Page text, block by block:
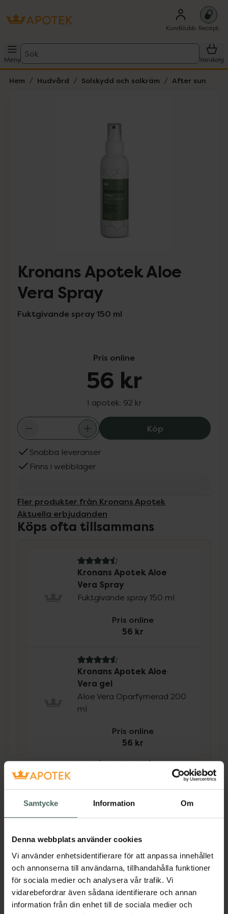
Samtycke Information Om
Denna webbplats använder cookies
Vi använder enhetsidentifierare för att anpassa innehållet
och annonserna till användarna, tillhandahålla funktioner
för sociala medier och analysera vår trafik. Vi
vidarebefordrar även sådana identifierare och annan
information från din enhet till de sociala medier och
Kundklubb Recept
Meny
Sök
Varukorg
Hem Hudvård Solskydd och solkräm After sun
Kronans Apotek Aloe
Vera Spray
Fuktgivande spray 150 ml
Pris online
56 kr
I apotek: 92 kr
KöpKronans
Snabba leveranser
Finns i webblager
Fler produkter från Kronans Apotek
Aktuella erbjudanden
Köps ofta tillsammans
4.5 av 5 i omdöme
Kronans Apotek Aloe
Vera Spray
Fuktgivande spray 150 ml
Pris online
56 kr
4.6 av 5 i omdöme
Kronans Apotek Aloe
Vera gel
Aloe Vera Oparfymerad 200
ml
Pris online
56 kr
Köp båda för:112 kr
Aloe vera spray som är fuktgivande,
svalkande och lugnande. Återfuktar torr hud
och lindrar klåda från insektsbett eller
solsveda. Kan även användas som svalkande
ansiktsspray. 94% aloe vera. Oparfymerad.